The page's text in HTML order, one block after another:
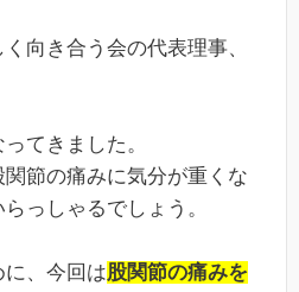
向き合う会の代表理事、
てきました。
節の痛みに気分が重くな
っしゃるでしょう。
、今回は股関節の痛みを